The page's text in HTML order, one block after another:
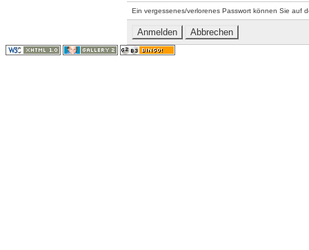
Ein vergessenes/verlorenes Passwort können Sie auf